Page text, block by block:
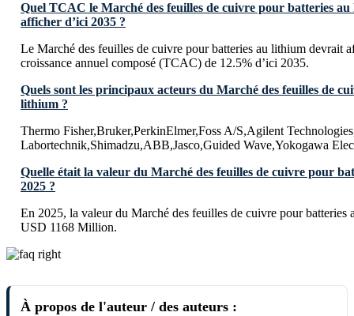
Quel TCAC le Marché des feuilles de cuivre pour batteries
afficher d’ici 2035 ?
Le Marché des feuilles de cuivre pour batteries au lithium devrait
croissance annuel composé (TCAC) de 12.5% d’ici 2035.
Quels sont les principaux acteurs du Marché des feuilles de
lithium ?
Thermo Fisher,Bruker,PerkinElmer,Foss A/S,Agilent
Labortechnik,Shimadzu,ABB,Jasco,Guided Wave,Yokogawa
Quelle était la valeur du Marché des feuilles de cuivre pour
2025 ?
En 2025, la valeur du Marché des feuilles de cuivre pour batteries
USD 1168 Million.
À propos de l'auteur / des auteurs :